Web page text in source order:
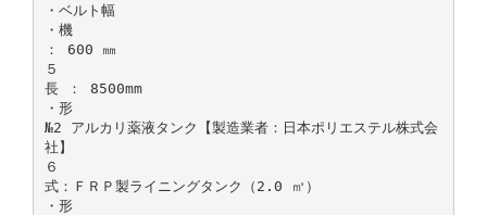
・ベルト幅
・機
： 600 ㎜
５
長 ： 8500mm
・形
№2 アルカリ薬液タンク【製造業者：日本ポリエステル株式会
社】
６
式：ＦＲＰ製ライニングタンク（2.0 ㎥）
・形